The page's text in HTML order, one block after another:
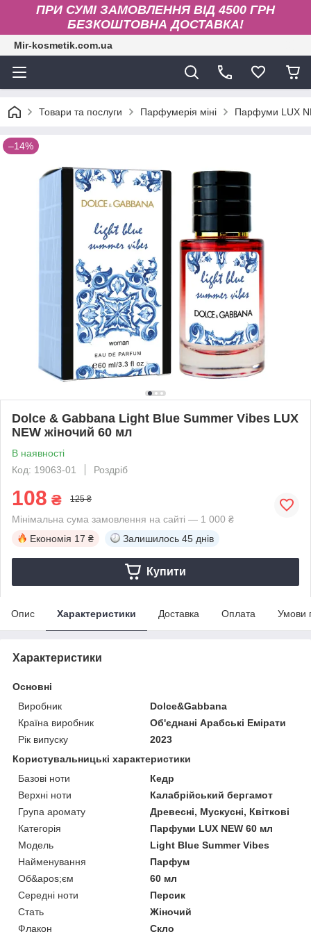
ПРИ СУМІ ЗАМОВЛЕННЯ ВІД 4500 ГРН
БЕЗКОШТОВНА ДОСТАВКА!
Mir-kosmetik.com.ua
Товари та послуги Парфумерія міні Парфуми LUX
–14%
Dolce & Gabbana Light Blue Summer Vibes LUX
NEW жіночий 60 мл
В наявності
Код: 19063-01
Роздріб
108 ₴ 125 ₴
Мінімальна сума замовлення на сайті — 1 000 ₴
Економія 17 ₴ Залишилось 45 днів
Купити
Опис Характеристики Доставка Оплата Умови
Характеристики
Основні
Виробник
Dolce&Gabbana
Країна виробник
Об'єднані Арабські Емірати
Рік випуску
2023
Користувальницькі характеристики
Базові ноти
Кедр
Верхні ноти
Калабрійський бергамот
Група аромату
Древесні, Мускусні, Квіткові
Категорія
Парфуми LUX NEW 60 мл
Мoдель
Light Blue Summer Vibes
Найменування
Парфум
Об&apos;єм
60 мл
Середні ноти
Персик
Стать
Жіночий
Флакон
Скло